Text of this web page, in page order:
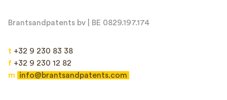
Brantsandpatents bv | BE 0829.197.174
t +32 9 230 83 38
f +32 9 230 12 82
m
info@brantsandpatents.com